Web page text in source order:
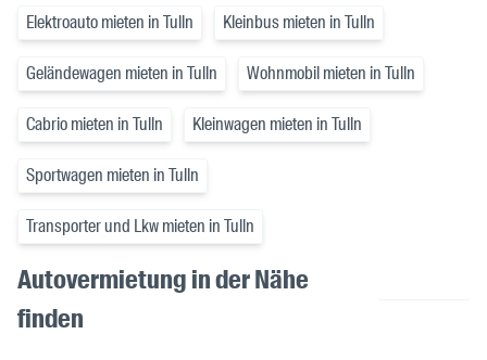
Elektroauto mieten in Tulln Kleinbus mieten in Tulln
Geländewagen mieten in Tulln Wohnmobil mieten in Tulln
Cabrio mieten in Tulln Kleinwagen mieten in Tulln
Sportwagen mieten in Tulln
Transporter und Lkw mieten in Tulln
Autovermietung in der Nähe
finden